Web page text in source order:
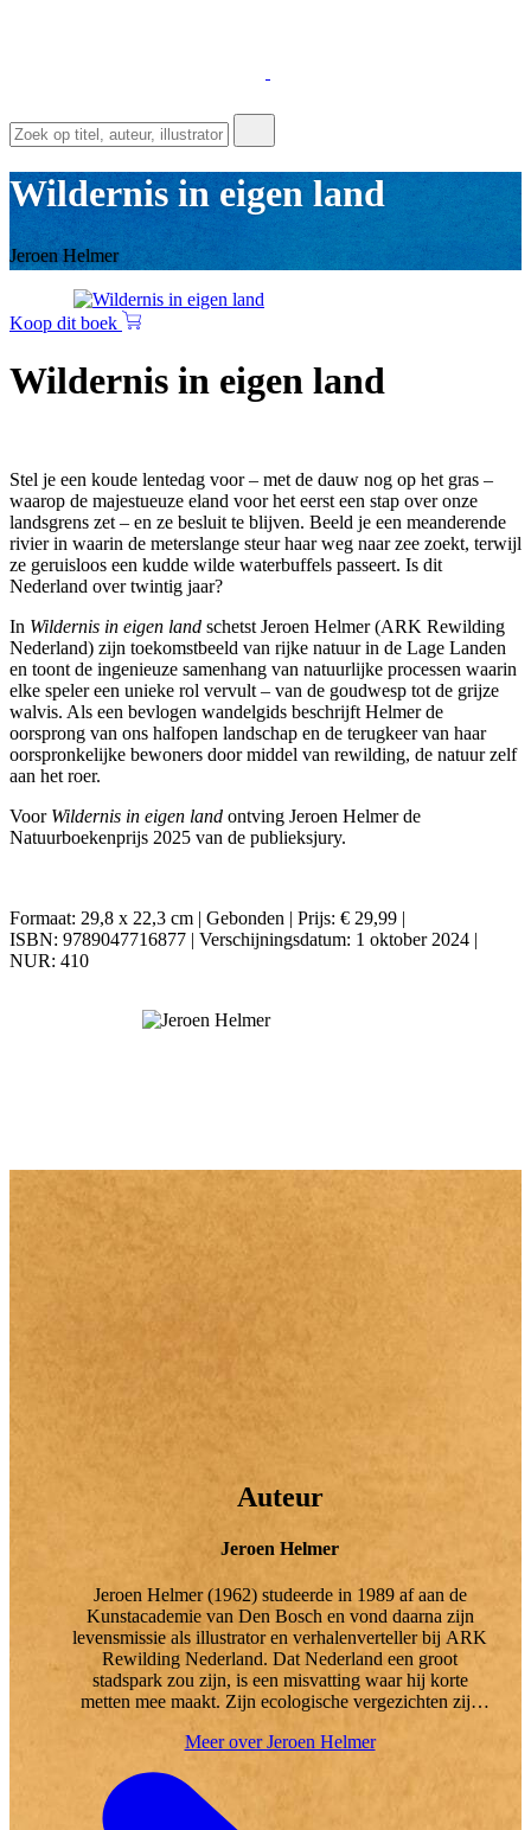
Wildernis in eigen land
Jeroen Helmer
Koop dit boek
Wildernis in eigen land
Stel je een koude lentedag voor – met de dauw nog op het gras –
waarop de majestueuze eland voor het eerst een stap over onze
landsgrens zet – en ze besluit te blijven. Beeld je een meanderende
rivier in waarin de meterslange steur haar weg naar zee zoekt, terwijl
ze geruisloos een kudde wilde waterbuffels passeert. Is dit
Nederland over twintig jaar?
In Wildernis in eigen land schetst Jeroen Helmer (ARK Rewilding
Nederland) zijn toekomstbeeld van rijke natuur in de Lage Landen
en toont de ingenieuze samenhang van natuurlijke processen waarin
elke speler een unieke rol vervult – van de goudwesp tot de grijze
walvis. Als een bevlogen wandelgids beschrijft Helmer de
oorsprong van ons halfopen landschap en de terugkeer van haar
oorspronkelijke bewoners door middel van rewilding, de natuur zelf
aan het roer.
Voor Wildernis in eigen land ontving Jeroen Helmer de
Natuurboekenprijs 2025 van de publieksjury.
Formaat: 29,8 x 22,3 cm | Gebonden | Prijs: € 29,99 |
ISBN: 9789047716877 | Verschijningsdatum: 1 oktober 2024 |
NUR: 410
Auteur
Jeroen Helmer
Jeroen Helmer (1962) studeerde in 1989 af aan de
Kunstacademie van Den Bosch en vond daarna zijn
levensmissie als illustrator en verhalenverteller bij ARK
Rewilding Nederland. Dat Nederland een groot
stadspark zou zijn, is een misvatting waar hij korte
metten mee maakt. Zijn ecologische vergezichten zijn
‘verhaaltekeningen’ van Helmer zijn in veertien landen
bewonderaars en bereiken een internationaal publiek.
Meer over Jeroen Helmer